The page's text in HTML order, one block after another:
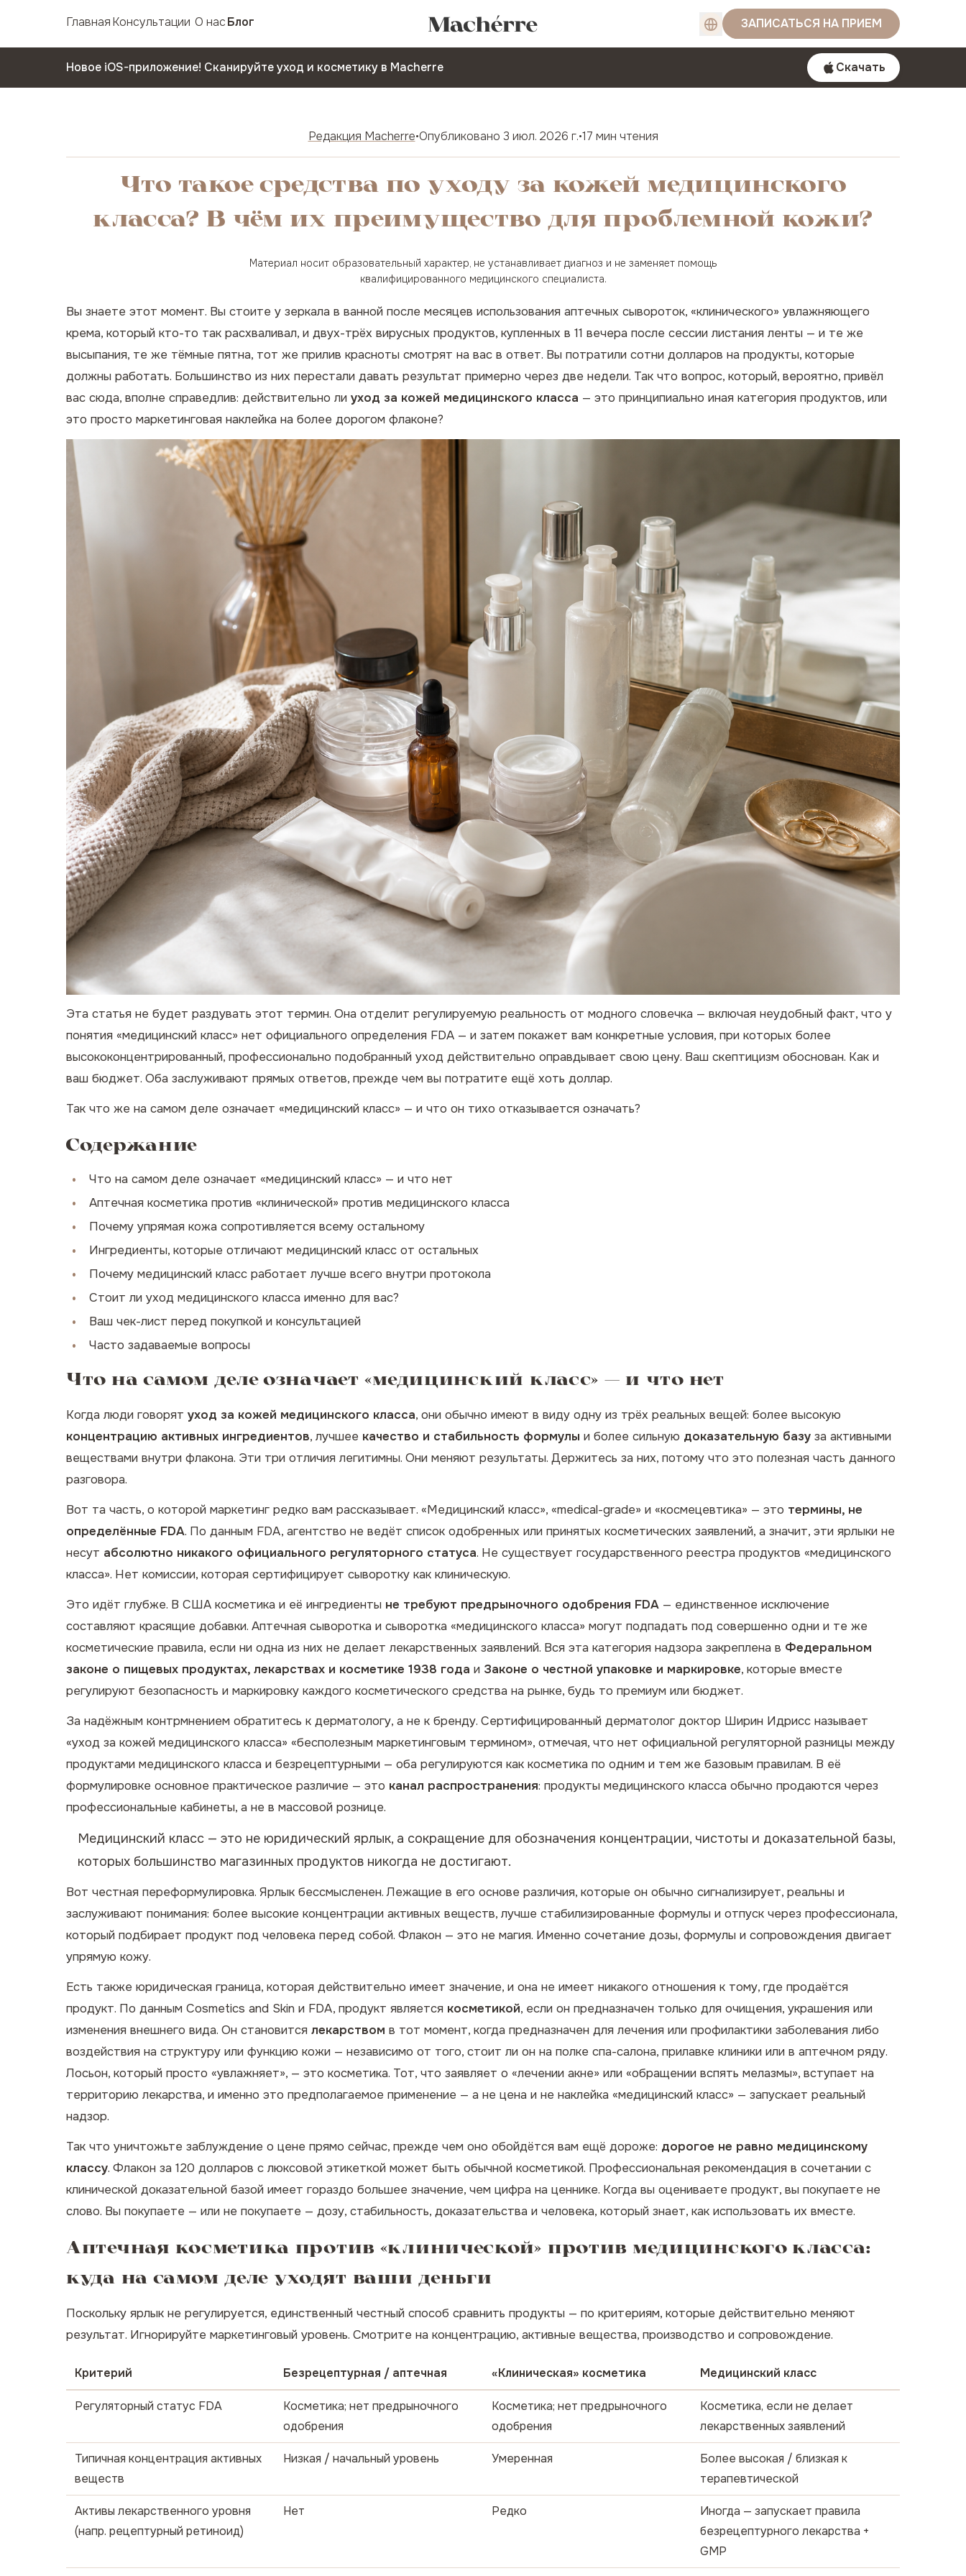
ГлавнаяКонсультации О насБлог ЗАПИСАТЬСЯ НА ПРИЕМ
Новое iOS-приложение! Сканируйте уход и косметику в Macherre Скачать
Редакция Macherre•Опубликовано 3 июл. 2026 г.•17 мин чтения
Что такое средства по уходу за кожей медицинского
класса? В чём их преимущество для проблемной кожи?
Материал носит образовательный характер, не устанавливает диагноз и не заменяет помощь
квалифицированного медицинского специалиста.
Вы знаете этот момент. Вы стоите у зеркала в ванной после месяцев использования аптечных сывороток, «клинического» увлажняющего
крема, который кто-то так расхваливал, и двух-трёх вирусных продуктов, купленных в 11 вечера после сессии листания ленты — и те же
высыпания, те же тёмные пятна, тот же прилив красноты смотрят на вас в ответ. Вы потратили сотни долларов на продукты, которые
должны работать. Большинство из них перестали давать результат примерно через две недели. Так что вопрос, который, вероятно, привёл
вас сюда, вполне справедлив: действительно ли уход за кожей медицинского класса — это принципиально иная категория продуктов, или
это просто маркетинговая наклейка на более дорогом флаконе?
Эта статья не будет раздувать этот термин. Она отделит регулируемую реальность от модного словечка — включая неудобный факт, что у
понятия «медицинский класс» нет официального определения FDA — и затем покажет вам конкретные условия, при которых более
высококонцентрированный, профессионально подобранный уход действительно оправдывает свою цену. Ваш скептицизм обоснован. Как и
ваш бюджет. Оба заслуживают прямых ответов, прежде чем вы потратите ещё хоть доллар.
Так что же на самом деле означает «медицинский класс» — и что он тихо отказывается означать?
Содержание
Что на самом деле означает «медицинский класс» — и что нет
Аптечная косметика против «клинической» против медицинского класса
Почему упрямая кожа сопротивляется всему остальному
Ингредиенты, которые отличают медицинский класс от остальных
Почему медицинский класс работает лучше всего внутри протокола
Стоит ли уход медицинского класса именно для вас?
Ваш чек-лист перед покупкой и консультацией
Часто задаваемые вопросы
Что на самом деле означает «медицинский класс» — и что нет
Когда люди говорят уход за кожей медицинского класса, они обычно имеют в виду одну из трёх реальных вещей: более высокую
концентрацию активных ингредиентов, лучшее качество и стабильность формулы и более сильную доказательную базу за активными
веществами внутри флакона. Эти три отличия легитимны. Они меняют результаты. Держитесь за них, потому что это полезная часть данного
разговора.
Вот та часть, о которой маркетинг редко вам рассказывает. «Медицинский класс», «medical-grade» и «космецевтика» — это термины, не
определённые FDA. По данным FDA, агентство не ведёт список одобренных или принятых косметических заявлений, а значит, эти ярлыки не
несут абсолютно никакого официального регуляторного статуса. Не существует государственного реестра продуктов «медицинского
класса». Нет комиссии, которая сертифицирует сыворотку как клиническую.
Это идёт глубже. В США косметика и её ингредиенты не требуют предрыночного одобрения FDA — единственное исключение
составляют красящие добавки. Аптечная сыворотка и сыворотка «медицинского класса» могут подпадать под совершенно одни и те же
косметические правила, если ни одна из них не делает лекарственных заявлений. Вся эта категория надзора закреплена в Федеральном
законе о пищевых продуктах, лекарствах и косметике 1938 года и Законе о честной упаковке и маркировке, которые вместе
регулируют безопасность и маркировку каждого косметического средства на рынке, будь то премиум или бюджет.
За надёжным контрмнением обратитесь к дерматологу, а не к бренду. Сертифицированный дерматолог доктор Ширин Идрисс называет
«уход за кожей медицинского класса» «бесполезным маркетинговым термином», отмечая, что нет официальной регуляторной разницы между
продуктами медицинского класса и безрецептурными — оба регулируются как косметика по одним и тем же базовым правилам. В её
формулировке основное практическое различие — это канал распространения: продукты медицинского класса обычно продаются через
профессиональные кабинеты, а не в массовой рознице.
Медицинский класс — это не юридический ярлык, а сокращение для обозначения концентрации, чистоты и доказательной базы,
которых большинство магазинных продуктов никогда не достигают.
Вот честная переформулировка. Ярлык бессмысленен.Лежащие в его основе различия, которые он обычно сигнализирует, реальны и
заслуживают понимания: более высокие концентрации активных веществ, лучше стабилизированные формулы и отпуск через профессионала,
который подбирает продукт под человека перед собой. Флакон — это не магия. Именно сочетание дозы, формулы и сопровождения двигает
упрямую кожу.
Есть также юридическая граница, которая действительно имеет значение, и она не имеет никакого отношения к тому, где продаётся
продукт. По данным Cosmetics and Skin и FDA, продукт является косметикой, если он предназначен только для очищения, украшения или
изменения внешнего вида. Он становится лекарством в тот момент, когда предназначен для лечения или профилактики заболевания либо
воздействия на структуру или функцию кожи — независимо от того, стоит ли он на полке спа-салона, прилавке клиники или в аптечном ряду.
Лосьон, который просто «увлажняет», — это косметика. Тот, что заявляет о «лечении акне» или «обращении вспять мелазмы», вступает на
территорию лекарства, и именно это предполагаемое применение — а не цена и не наклейка «медицинский класс» — запускает реальный
надзор.
Так что уничтожьте заблуждение о цене прямо сейчас, прежде чем оно обойдётся вам ещё дороже: дорогое не равно медицинскому
классу. Флакон за 120 долларов с люксовой этикеткой может быть обычной косметикой. Профессиональная рекомендация в сочетании с
клинической доказательной базой имеет гораздо большее значение, чем цифра на ценнике. Когда вы оцениваете продукт, вы покупаете не
слово. Вы покупаете — или не покупаете — дозу, стабильность, доказательства и человека, который знает, как использовать их вместе.
Аптечная косметика против «клинической» против медицинского класса:
куда на самом деле уходят ваши деньги
Поскольку ярлык не регулируется, единственный честный способ сравнить продукты — по критериям, которые действительно меняют
результат. Игнорируйте маркетинговый уровень. Смотрите на концентрацию, активные вещества, производство и сопровождение.
Критерий Безрецептурная / аптечная «Клиническая» косметика Медицинский класс
Регуляторный статус FDA
Косметика; нет предрыночного
одобрения
Косметика; нет предрыночного
одобрения
Косметика, если не делает
лекарственных заявлений
Типичная концентрация активных
веществ
Низкая / начальный уровень Умеренная
Более высокая / близкая к
терапевтической
Активы лекарственного уровня
(напр. рецептурный ретиноид)
Нет Редко
Иногда — запускает правила
безрецептурного лекарства +
GMP